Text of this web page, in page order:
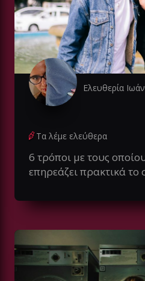
Ελευθερία
Τα λέμε ελεύθερα
6 τρόποι με τους
επηρεάζει πρακτικά